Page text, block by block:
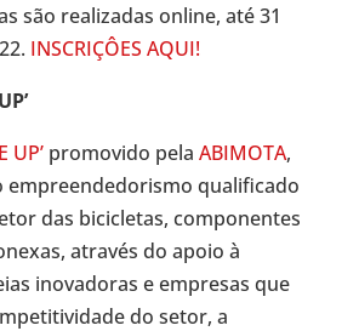
são realizadas online, até 31
INSCRIÇÔES AQUI!
UP’promovido pela ABIMOTA,
empreendedorismo qualificado
das bicicletas, componentes
através do apoio à
inovadoras e empresas que
do setor, a